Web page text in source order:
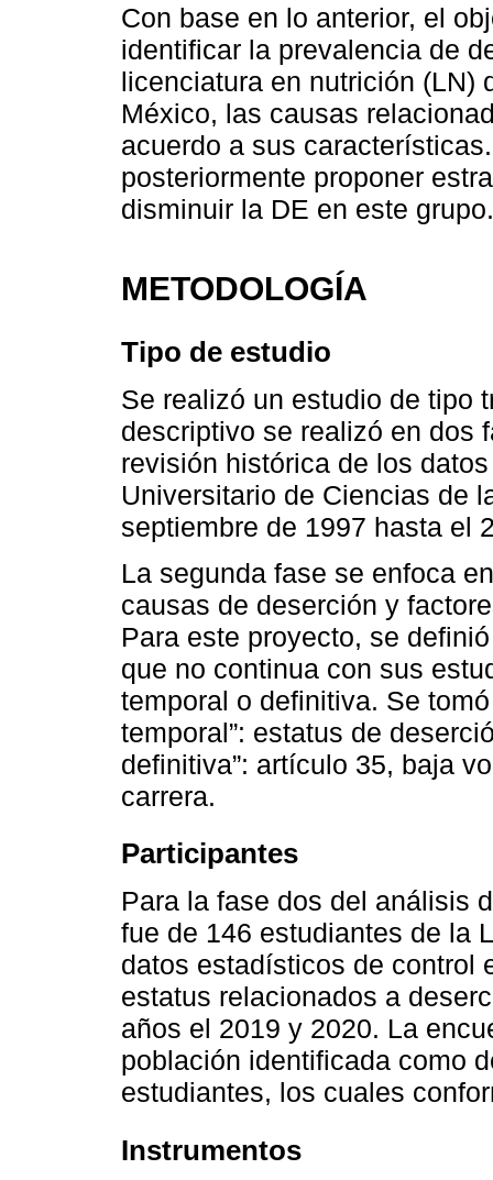
Con base en lo anterior, el
identificar la prevalencia de
licenciatura en nutrición (LN)
México, las causas
acuerdo a sus
posteriormente proponer
disminuir la DE en este grupo.
METODOLOGÍA
Tipo de estudio
Se realizó un estudio de tipo
descriptivo se realizó en dos
revisión histórica de los
Universitario de Ciencias de
septiembre de 1997 hasta el
La segunda fase se enfoca
causas de deserción y
Para este proyecto, se
que no continua con sus
temporal o definitiva. Se
temporal”: estatus de
definitiva”: artículo 35, baja
carrera.
Participantes
Para la fase dos del análisis
fue de 146 estudiantes de la
datos estadísticos de control
estatus relacionados a
años el 2019 y 2020. La
población identificada como
estudiantes, los cuales
Instrumentos